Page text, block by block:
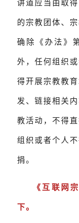
讲道应当由取
的宗教团体、
确除《办法》
外，任何组织
得开展宗教教
发、链接相关
教活动，不得
组织或者个人
捐。
《互联网
下。